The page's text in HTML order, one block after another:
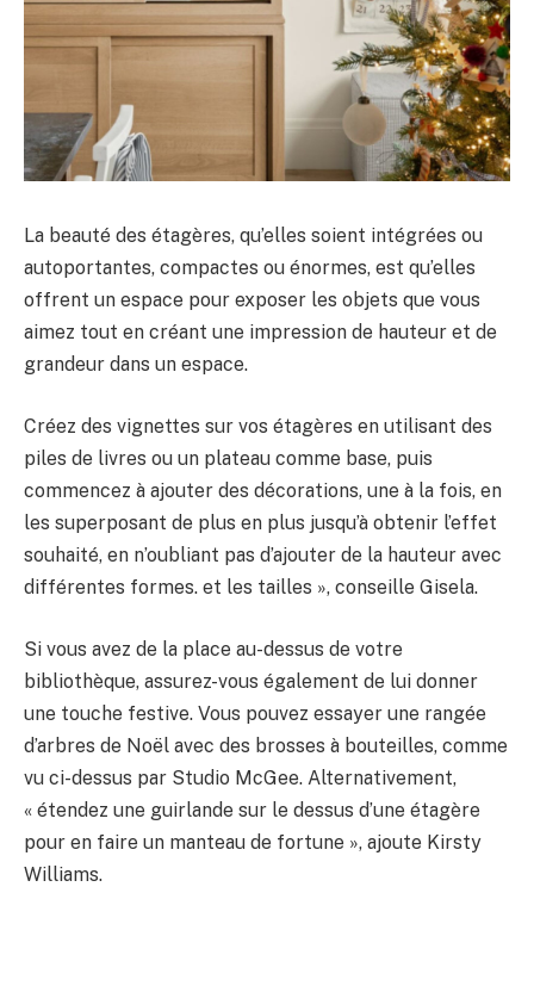
La beauté des étagères, qu’elles soient intégrées ou
autoportantes, compactes ou énormes, est qu’elles
offrent un espace pour exposer les objets que vous
aimez tout en créant une impression de hauteur et de
grandeur dans un espace.
Créez des vignettes sur vos étagères en utilisant des
piles de livres ou un plateau comme base, puis
commencez à ajouter des décorations, une à la fois, en
les superposant de plus en plus jusqu’à obtenir l’effet
souhaité, en n’oubliant pas d’ajouter de la hauteur avec
différentes formes. et les tailles », conseille Gisela.
Si vous avez de la place au-dessus de votre
bibliothèque, assurez-vous également de lui donner
une touche festive. Vous pouvez essayer une rangée
d’arbres de Noël avec des brosses à bouteilles, comme
vu ci-dessus par Studio McGee. Alternativement,
« étendez une guirlande sur le dessus d’une étagère
pour en faire un manteau de fortune », ajoute Kirsty
Williams.